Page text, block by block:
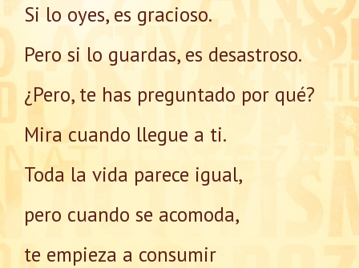
Si lo oyes, es gracioso.
Pero si lo guardas, es desastroso.
¿Pero, te has preguntado por qué?
Mira cuando llegue a ti.
Toda la vida parece igual,
pero cuando se acomoda,
te empieza a consumir